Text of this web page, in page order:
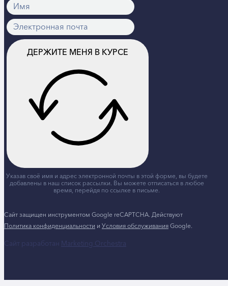
ДЕРЖИТЕ МЕНЯ В КУРСЕ
Указав своё имя и адрес электронной почты в этой форме, вы будете
добавлены в наш список рассылки. Вы можете отписаться в любое
время, перейдя по ссылке в письме.
Сайт защищен инструментом Google reCAPTCHA. Действуют
Политика конфиденциальностииУсловия обслуживанияGoogle.
Сайт разработан Marketing Orchestra